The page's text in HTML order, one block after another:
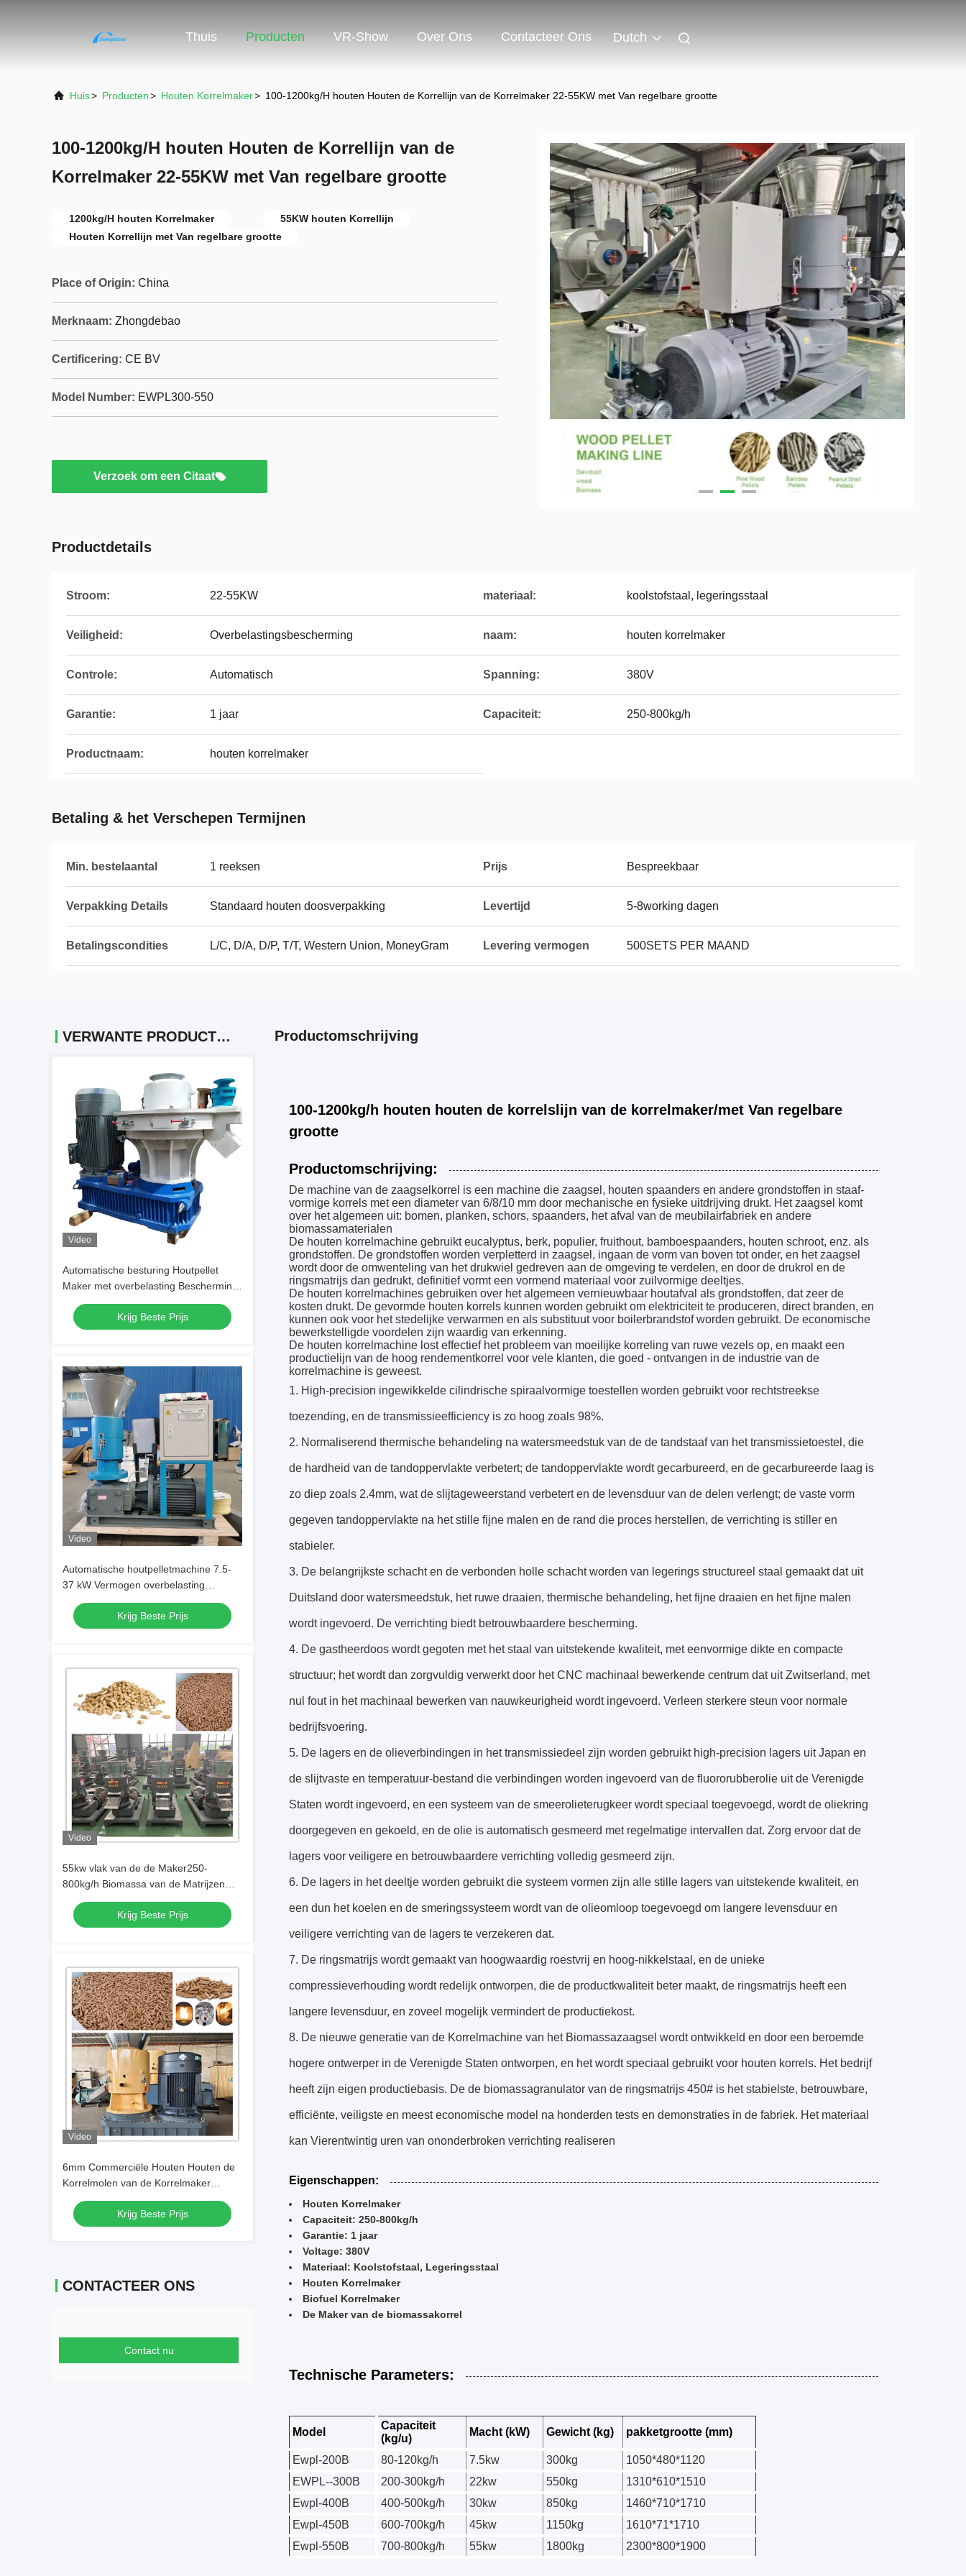
Thuis Producten VR-Show Over Ons Contacteer Ons Dutch
Huis> Producten> Houten Korrelmaker> 100-1200kg/H houten Houten de Korrellijn van de Korrelmaker 22-55KW met Van regelbare grootte
100-1200kg/H houten Houten de Korrellijn van de
Korrelmaker 22-55KW met Van regelbare grootte
1200kg/H houten Korrelmaker
55KW houten Korrellijn
Houten Korrellijn met Van regelbare grootte
Place of Origin: China
Merknaam: Zhongdebao
Certificering: CE BV
Model Number: EWPL300-550
Verzoek om een Citaat
Productdetails
Stroom: 22-55KW materiaal: koolstofstaal, legeringsstaal
Veiligheid: Overbelastingsbescherming naam: houten korrelmaker
Controle: Automatisch Spanning: 380V
Garantie: 1 jaar Capaciteit: 250-800kg/h
Productnaam: houten korrelmaker
Betaling & het Verschepen Termijnen
Min. bestelaantal 1 reeksen Prijs Bespreekbaar
Verpakking Details Standaard houten doosverpakking Levertijd 5-8working dagen
Betalingscondities L/C, D/A, D/P, T/T, Western Union, MoneyGram Levering vermogen 500SETS PER MAAND
VERWANTE PRODUCTEN
Video
Automatische besturing Houtpellet
Maker met overbelasting Bescherming
houtpellet machine
Krijg Beste Prijs
Video
Automatische houtpelletmachine 7.5-
37 kW Vermogen overbelasting
bescherming koolstof/legeringsstaal
Krijg Beste Prijs
Video
55kw vlak van de de Maker250-
800kg/h Biomassa van de Matrijzen
Houten Korrel Ce van de de
KorrelmachineKrijg Beste Prijs
Video
6mm Commerciële Houten Houten de
Korrelmolen van de Korrelmaker
5000kg/H
Krijg Beste Prijs
CONTACTEER ONS
Contact nu
Productomschrijving
100-1200kg/h houten houten de korrelslijn van de korrelmaker/met Van regelbare
grootte
Productomschrijving:
De machine van de zaagselkorrel is een machine die zaagsel, houten spaanders en andere grondstoffen in staaf-
vormige korrels met een diameter van 6/8/10 mm door mechanische en fysieke uitdrijving drukt. Het zaagsel komt
over het algemeen uit: bomen, planken, schors, spaanders, het afval van de meubilairfabriek en andere
biomassamaterialen
De houten korrelmachine gebruikt eucalyptus, berk, populier, fruithout, bamboespaanders, houten schroot, enz. als
grondstoffen. De grondstoffen worden verpletterd in zaagsel, ingaan de vorm van boven tot onder, en het zaagsel
wordt door de omwenteling van het drukwiel gedreven aan de omgeving te verdelen, en door de drukrol en de
ringsmatrijs dan gedrukt, definitief vormt een vormend materiaal voor zuilvormige deeltjes.
De houten korrelmachines gebruiken over het algemeen vernieuwbaar houtafval als grondstoffen, dat zeer de
kosten drukt. De gevormde houten korrels kunnen worden gebruikt om elektriciteit te produceren, direct branden, en
kunnen ook voor het stedelijke verwarmen en als substituut voor boilerbrandstof worden gebruikt. De economische
bewerkstelligde voordelen zijn waardig van erkenning.
De houten korrelmachine lost effectief het probleem van moeilijke korreling van ruwe vezels op, en maakt een
productielijn van de hoog rendementkorrel voor vele klanten, die goed - ontvangen in de industrie van de
korrelmachine is geweest.
1. High-precision ingewikkelde cilindrische spiraalvormige toestellen worden gebruikt voor rechtstreekse
toezending, en de transmissieefficiency is zo hoog zoals 98%.
2. Normaliserend thermische behandeling na watersmeedstuk van de de tandstaaf van het transmissietoestel, die
de hardheid van de tandoppervlakte verbetert; de tandoppervlakte wordt gecarbureerd, en de gecarbureerde laag is
zo diep zoals 2.4mm, wat de slijtageweerstand verbetert en de levensduur van de delen verlengt; de vaste vorm
gegeven tandoppervlakte na het stille fijne malen en de rand die proces herstellen, de verrichting is stiller en
stabieler.
3. De belangrijkste schacht en de verbonden holle schacht worden van legerings structureel staal gemaakt dat uit
Duitsland door watersmeedstuk, het ruwe draaien, thermische behandeling, het fijne draaien en het fijne malen
wordt ingevoerd. De verrichting biedt betrouwbaardere bescherming.
4. De gastheerdoos wordt gegoten met het staal van uitstekende kwaliteit, met eenvormige dikte en compacte
structuur; het wordt dan zorgvuldig verwerkt door het CNC machinaal bewerkende centrum dat uit Zwitserland, met
nul fout in het machinaal bewerken van nauwkeurigheid wordt ingevoerd. Verleen sterkere steun voor normale
bedrijfsvoering.
5. De lagers en de olieverbindingen in het transmissiedeel zijn worden gebruikt high-precision lagers uit Japan en
de slijtvaste en temperatuur-bestand die verbindingen worden ingevoerd van de fluororubberolie uit de Verenigde
Staten wordt ingevoerd, en een systeem van de smeerolieterugkeer wordt speciaal toegevoegd, wordt de oliekring
doorgegeven en gekoeld, en de olie is automatisch gesmeerd met regelmatige intervallen dat. Zorg ervoor dat de
lagers voor veiligere en betrouwbaardere verrichting volledig gesmeerd zijn.
6. De lagers in het deeltje worden gebruikt die systeem vormen zijn alle stille lagers van uitstekende kwaliteit, en
een dun het koelen en de smeringssysteem wordt van de olieomloop toegevoegd om langere levensduur en
veiligere verrichting van de lagers te verzekeren dat.
7. De ringsmatrijs wordt gemaakt van hoogwaardig roestvrij en hoog-nikkelstaal, en de unieke
compressieverhouding wordt redelijk ontworpen, die de productkwaliteit beter maakt, de ringsmatrijs heeft een
langere levensduur, en zoveel mogelijk vermindert de productiekost.
8. De nieuwe generatie van de Korrelmachine van het Biomassazaagsel wordt ontwikkeld en door een beroemde
hogere ontwerper in de Verenigde Staten ontworpen, en het wordt speciaal gebruikt voor houten korrels. Het bedrijf
heeft zijn eigen productiebasis. De de biomassagranulator van de ringsmatrijs 450# is het stabielste, betrouwbare,
efficiënte, veiligste en meest economische model na honderden tests en demonstraties in de fabriek. Het materiaal
kan Vierentwintig uren van ononderbroken verrichting realiseren
Eigenschappen:
Houten Korrelmaker
Capaciteit: 250-800kg/h
Garantie: 1 jaar
Voltage: 380V
Materiaal: Koolstofstaal, Legeringsstaal
Houten Korrelmaker
Biofuel Korrelmaker
De Maker van de biomassakorrel
Technische Parameters:
Model
Capaciteit
(kg/u)
Macht (kW) Gewicht (kg) pakketgrootte (mm)
Ewpl-200B 80-120kg/h 7.5kw 300kg
1050*480*1120
EWPL--300B
200-300kg/h 22kw 550kg
1310*610*1510
Ewpl-400B
400-500kg/h 30kw 850kg
1460*710*1710
Ewpl-450B
600-700kg/h 45kw 1150kg
1610*71*1710
Ewpl-550B
700-800kg/h 55kw 1800kg 2300*800*1900